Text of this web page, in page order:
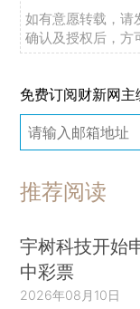
如有意愿转载，请
确认及授权后，方
免费订阅财新网
推荐阅读
宇树科技开始
中彩票
2026年08月10日